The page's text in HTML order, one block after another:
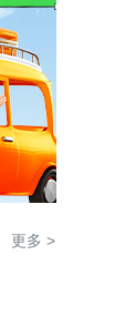
更多 >